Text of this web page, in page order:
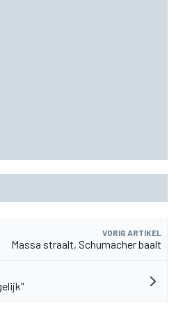
VORIG ARTIKEL
Massa straalt, Schumacher baalt